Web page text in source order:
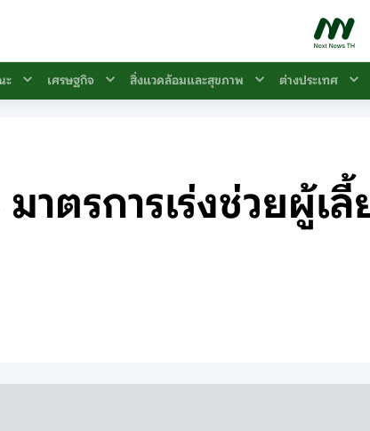
ะ เศรษฐกิจ สิ่งแวดล้อมและสุขภาพ ต่างประเทศ
ตรการเร่งช่วยผู้เ